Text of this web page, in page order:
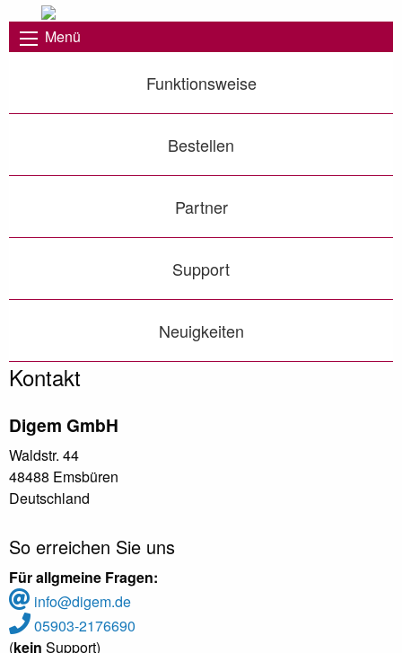
Menü
Funktionsweise
Bestellen
Partner
Support
Neuigkeiten
Kontakt
Digem GmbH
Waldstr. 44
48488 Emsbüren
Deutschland
So erreichen Sie uns
Für allgmeine Fragen:
info@digem.de
05903-2176690
(kein Support)